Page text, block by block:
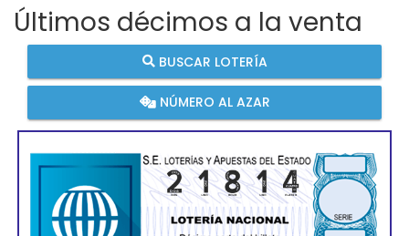
Últimos décimos a la venta
BUSCAR LOTERÍA
NÚMERO AL AZAR